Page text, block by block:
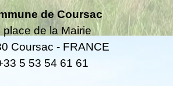
de Coursac
place de la Mairie
Coursac - FRANCE
5 53 54 61 61